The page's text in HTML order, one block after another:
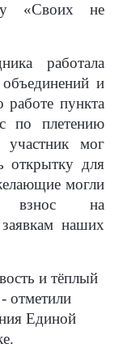
«Своих не
работала
объединений и
работе пункта
по плетению
мог
открытку для
могли
взнос на
наших
и тёплый
отметили
Единой